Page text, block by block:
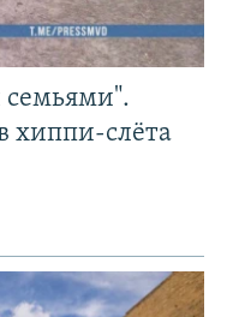
хиппи-слёта